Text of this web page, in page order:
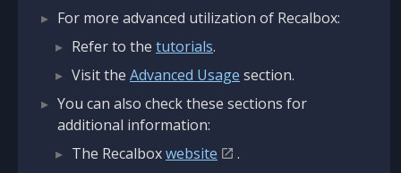
For more advanced utilization of Recalbox:
Refer to the tutorials.
Visit the Advanced Usage section.
You can also check these sections for
additional information:
The Recalboxwebsite
.